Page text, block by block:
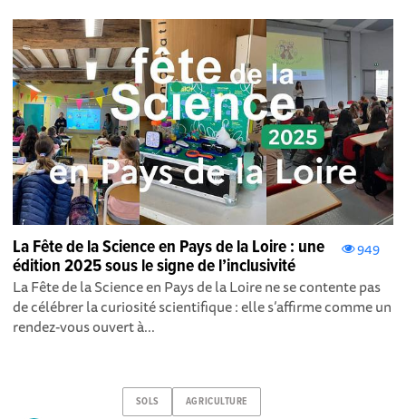
949
La Fête de la Science en Pays de la Loire : une
édition 2025 sous le signe de l’inclusivité
La Fête de la Science en Pays de la Loire ne se contente pas
de célébrer la curiosité scientifique : elle s’affirme comme un
rendez-vous ouvert à...
SOLS AGRICULTURE